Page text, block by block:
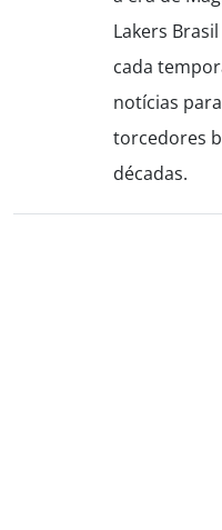
Lakers
cada
notícias
torcedores
décadas.